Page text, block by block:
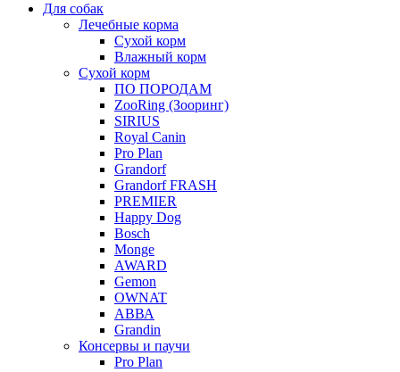
Для собак
Лечебные корма
Сухой корм
Влажный корм
Сухой корм
ПО ПОРОДАМ
ZooRing (Зооринг)
SIRIUS
Royal Canin
Pro Plan
Grandorf
Grandorf FRASH
PREMIER
Happy Dog
Bosch
Monge
AWARD
Gemon
OWNAT
АВВА
Grandin
Консервы и паучи
Pro Plan